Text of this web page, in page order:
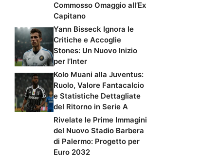
Commosso Omaggio all’Ex
Capitano
Yann Bisseck Ignora le
Critiche e Accoglie
Stones: Un Nuovo Inizio
per l’Inter
Kolo Muani alla Juventus:
Ruolo, Valore Fantacalcio
e Statistiche Dettagliate
del Ritorno in Serie A
Rivelate le Prime Immagini
del Nuovo Stadio Barbera
di Palermo: Progetto per
Euro 2032